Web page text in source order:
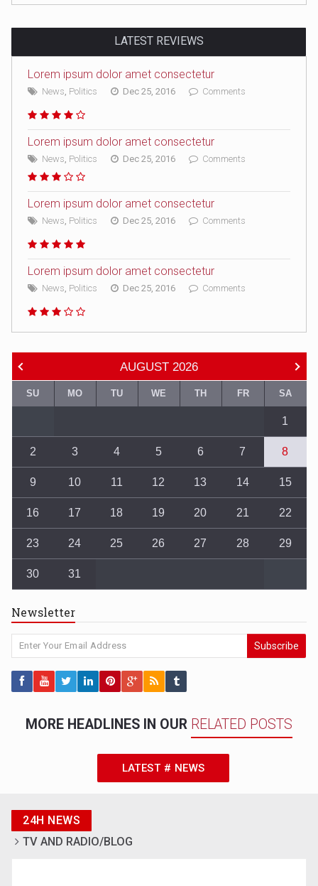
LATEST REVIEWS
Lorem ipsum dolor amet consectetur
News Politics Dec 25, 2016 Comments
Lorem ipsum dolor amet consectetur
News Politics Dec 25, 2016 Comments
Lorem ipsum dolor amet consectetur
News Politics Dec 25, 2016 Comments
Lorem ipsum dolor amet consectetur
News Politics Dec 25, 2016 Comments
AUGUST 2026
SU MO TU WE TH FR SA
1
2 3 4 5 6 7 8
9 10 11 12 13 14 15
16 17 18 19 20 21 22
23 24 25 26 27 28 29
30 31
Newsletter
Subscribe
MORE HEADLINES IN OUR RELATED POSTS
LATEST # NEWS
24H NEWS
TV AND RADIO/BLOG